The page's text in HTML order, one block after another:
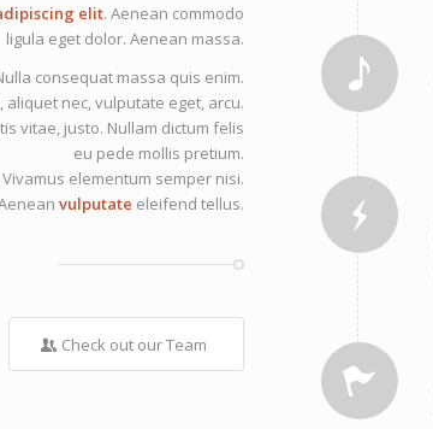
elit. Aenean commodo
ligula eget dolor. Aenean massa.
consequat massa quis enim.
nec, vulputate eget, arcu.
vitae, justo. Nullam dictum felis
eu pede mollis pretium.
elementum semper nisi.
vulputate eleifend tellus.
Check out our Team